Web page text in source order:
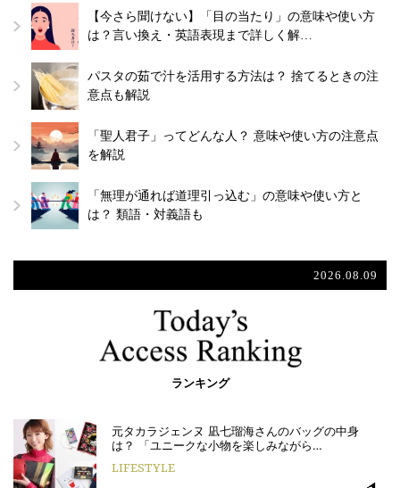
【今さら聞けない】「目の当たり」の意味や使い方
は？言い換え・英語表現まで詳しく解…
パスタの茹で汁を活用する方法は？ 捨てるときの注
意点も解説
「聖人君子」ってどんな人？ 意味や使い方の注意点
を解説
「無理が通れば道理引っ込む」の意味や使い方と
は？ 類語・対義語も
2026.08.09
ランキング
元タカラジェンヌ 凪七瑠海さんのバッグの中身
は？ 「ユニークな小物を楽しみながら…
LIFESTYLE